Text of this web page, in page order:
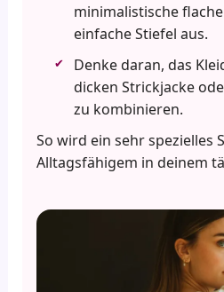
minimalistische
einfache Stiefel aus.
Denke daran, das
dicken Strickjacke
zu kombinieren.
So wird ein sehr spezielles
Alltagsfähigem in deinem